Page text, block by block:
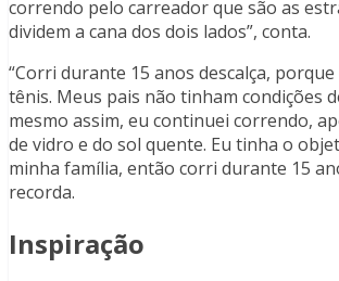
correndo pelo carreador que são as
dividem a cana dos dois lados”, conta.
“Corri durante 15 anos descalça,
tênis. Meus pais não tinham condições
mesmo assim, eu continuei correndo,
de vidro e do sol quente. Eu tinha o
minha família, então corri durante 15
recorda.
Inspiração